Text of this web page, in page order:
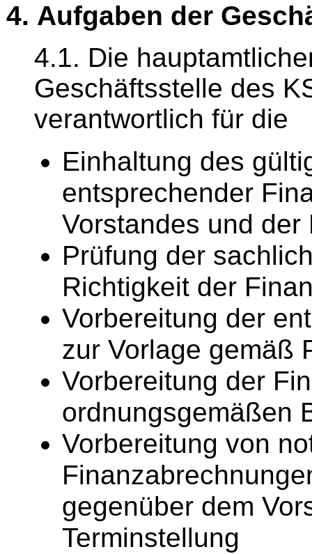
4. Aufgaben der
4.1. Die
Geschäftsstelle des
verantwortlich für die
Einhaltung des
entsprechender
Vorstandes und
Prüfung der
Richtigkeit der
Vorbereitung der
zur Vorlage gemäß
Vorbereitung der
ordnungsgemäßen
Vorbereitung von
gegenüber dem
Terminstellung